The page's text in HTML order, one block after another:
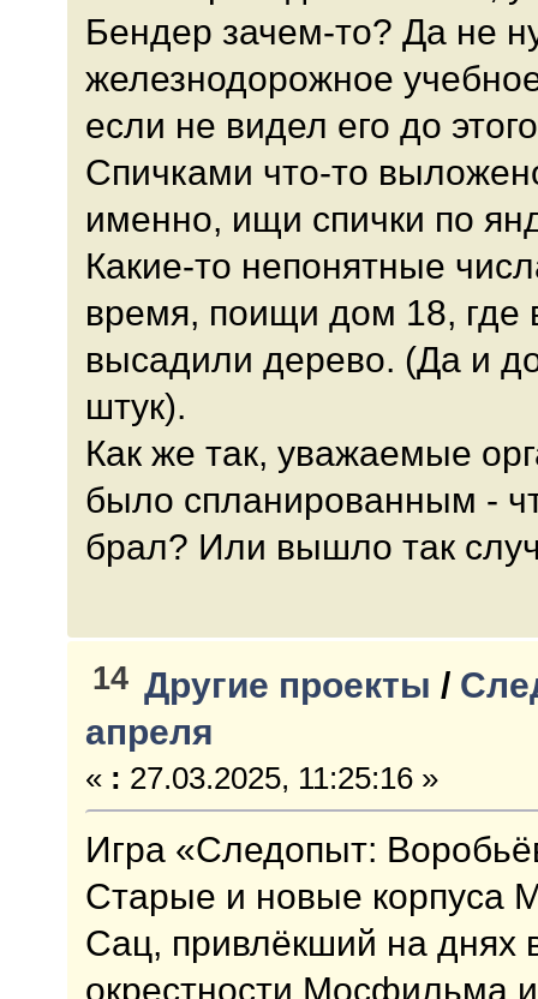
Бендер зачем-то? Да не
железнодорожное
если не видел его до
Спичками что-то
именно, ищи спички по
Какие-то непонятные
время, поищи дом 18, где
высадили дерево. (Да и
штук).
Как же так, уважаемые
было спланированным -
брал? Или вышло так
14 Другие проекты /
апреля
« : 27.03.2025, 11:25:16 »
Игра «Следопыт:
Старые и новые корпуса
Сац, привлёкший на днях
окрестности Мосфильма